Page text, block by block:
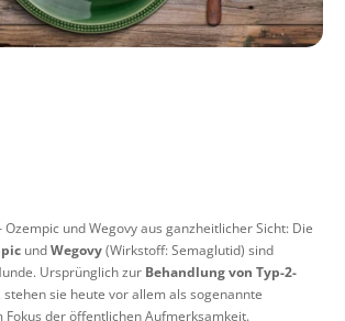
und Wegovy aus ganzheitlicher Sicht: Die
undWegovy(Wirkstoff: Semaglutid) sind
Ursprünglich zur Behandlung von Typ-2-
sie heute vor allem als sogenannte
Fokus der öffentlichen Aufmerksamkeit.